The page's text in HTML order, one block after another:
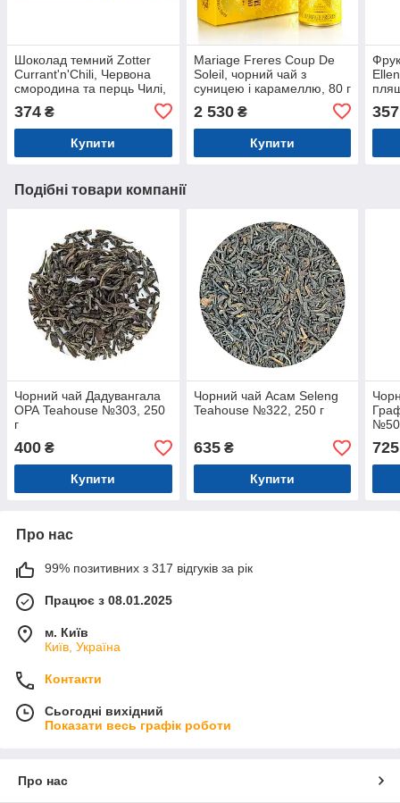
Шоколад темний Zotter
Currant'n'Chili, Червона
смородина та перць Чилі,
70% какао, 70г (Австрія)
374 ₴
Купити
Mariage Freres Coup De
Soleil, чорний чай з
суницею і карамеллю, 80 г
2 530₴
Купити
357
Подібні товари компанії
Чорний чай Дадувангала
ОРА Teahouse №303, 250
г
400 ₴
Купити
Чорний чай Асам Seleng
Teahouse №322, 250 г
635₴
Купити
725
Про нас
99% позитивних з 317 відгуків за рік
Працює з 08.01.2025
м. Київ
Київ, Україна
Контакти
Сьогодні вихідний
Показати весь графік роботи
Про нас